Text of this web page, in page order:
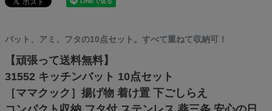
バット、アミ、フタの10点セット。すべて重ねて収納可！
【頑張って送料無料】
31552 キッチンバット 10点セット
［ママクック］揚げ物 着け置 下ごしらえ